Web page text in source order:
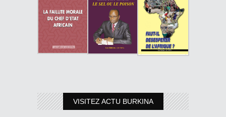
VISITEZ ACTU BURKINA